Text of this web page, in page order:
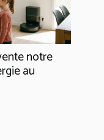
notre
au